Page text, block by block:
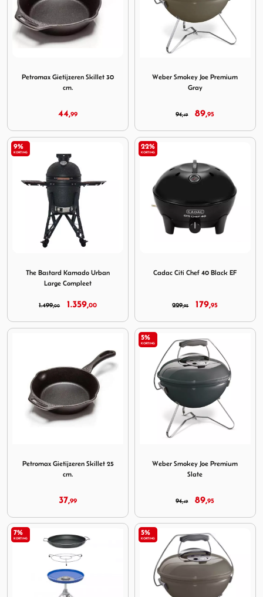
Petromax Gietijzeren Skillet 30
cm.
44,99
Weber Smokey Joe Premium
Gray
94,49 89,95
9%
KORTING
The Bastard Kamado Urban
Large Compleet
1.499,00 1.359,00
22%
KORTING
Cadac Citi Chef 40 Black EF
229,95 179,95
Petromax Gietijzeren Skillet 25
cm.
37,99
5%
KORTING
Weber Smokey Joe Premium
Slate
94,49 89,95
7%
KORTING
5%
KORTING